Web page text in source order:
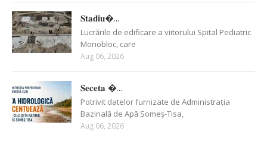
𝐒𝐭𝐚𝐝𝐢𝐮�...
Lucrările de edificare a viitorului Spital Pediatric
Monobloc, care
Aug 06, 2026
𝐒𝐞𝐜𝐞𝐭𝐚 �...
Potrivit datelor furnizate de Administrația
Bazinală de Apă Someș-Tisa,
Aug 06, 2026